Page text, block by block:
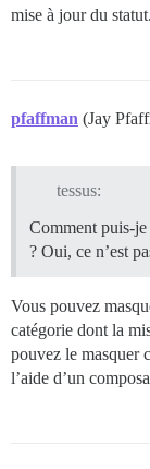
mise à jour du statut.
pfaffman (Jay
tessus:
Comment puis-
? Oui, ce n’est
Vous pouvez
catégorie dont la
pouvez le masquer
l’aide d’un